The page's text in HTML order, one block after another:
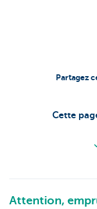
Cette
Partagez
Attention,